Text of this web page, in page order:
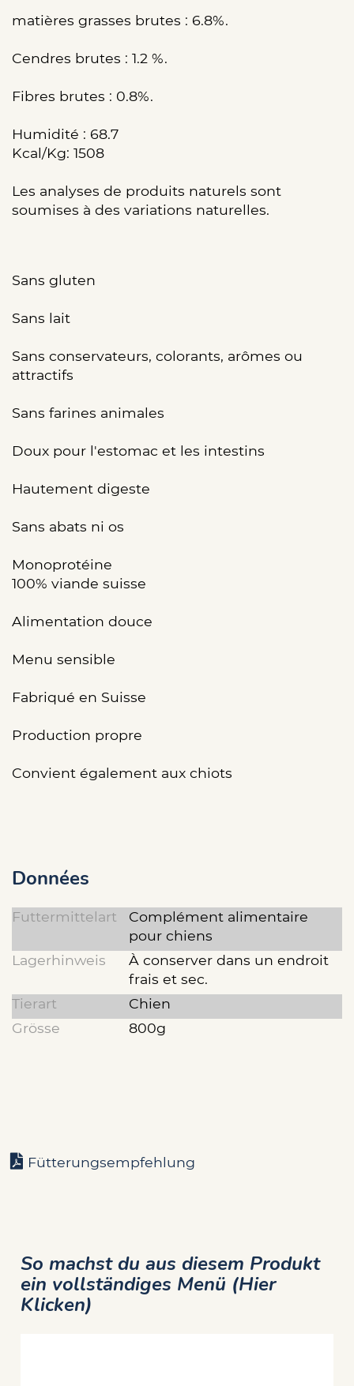
matières grasses brutes : 6.8%.
Cendres brutes : 1.2 %.
Fibres brutes : 0.8%.
Humidité : 68.7
Kcal/Kg: 1508
Les analyses de produits naturels sont
soumises à des variations naturelles.
Sans gluten
Sans lait
Sans conservateurs, colorants, arômes ou
attractifs
Sans farines animales
Doux pour l'estomac et les intestins
Hautement digeste
Sans abats ni os
Monoprotéine
100% viande suisse
Alimentation douce
Menu sensible
Fabriqué en Suisse
Production propre
Convient également aux chiots
Données
Futtermittelart
Complément alimentaire
pour chiens
Lagerhinweis
À conserver dans un endroit
frais et sec.
Tierart
Chien
Grösse
800g
Fütterungsempfehlung
So machst du aus diesem Produkt
ein vollständiges Menü (Hier
Klicken)